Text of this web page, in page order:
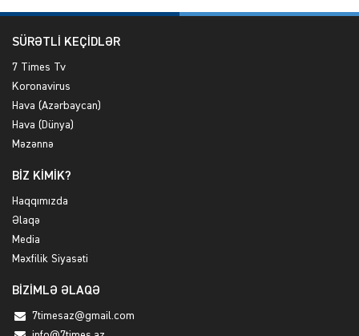
SÜRƏTLİ KEÇİDLƏR
7 Times Tv
Koronavirus
Hava (Azərbaycan)
Hava (Dünya)
Məzənnə
BİZ KİMİK?
Haqqımızda
Əlaqə
Media
Məxfilik Siyasəti
BİZİMLƏ ƏLAQƏ
7timesaz@gmail.com